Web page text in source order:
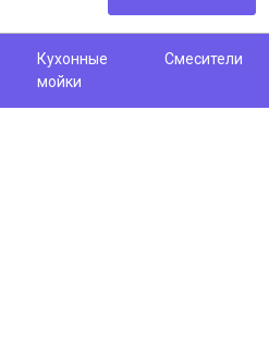
Кухонные
мойки
Смесители